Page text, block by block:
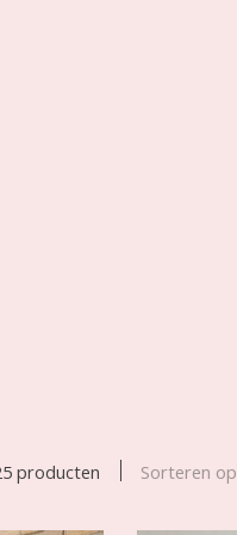
producten Sorteren op